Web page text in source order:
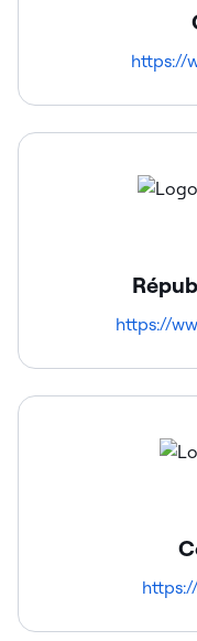
https://
https://